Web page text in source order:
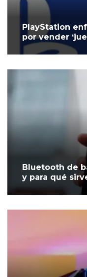
PlayStation
por vender
Bluetooth de
y para qué